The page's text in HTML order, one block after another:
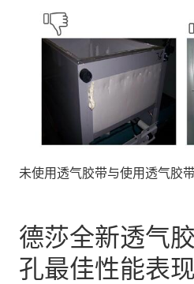
未使用透气胶带与使用透气胶
德莎全新透气
孔最佳性能表现